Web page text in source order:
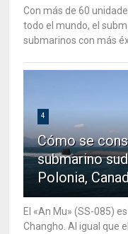
Con más de 60
todo el mundo, el
submarinos con más
4
Cómo se
submarino
Polonia,
El «An Mu» (SS-085)
Changho. Al igual que